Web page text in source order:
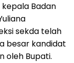
Badan
sekda telah
besar kandidat
oleh Bupati.